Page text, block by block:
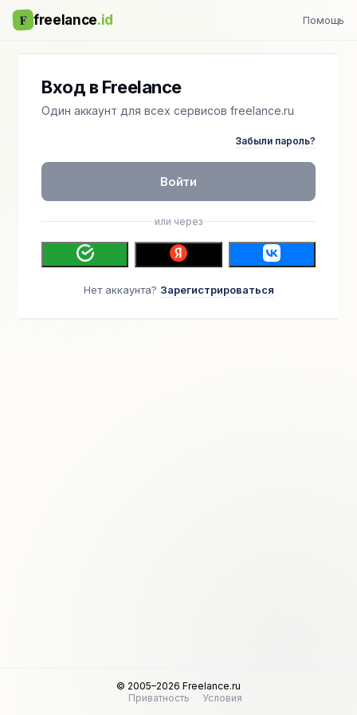
F freelance.id Помощь
Вход в Freelance
Один аккаунт для всех сервисов freelance.ru
Забыли пароль?
Войти
или через
Нет аккаунта? Зарегистрироваться
© 2005–2026 Freelance.ru
Приватность
Условия